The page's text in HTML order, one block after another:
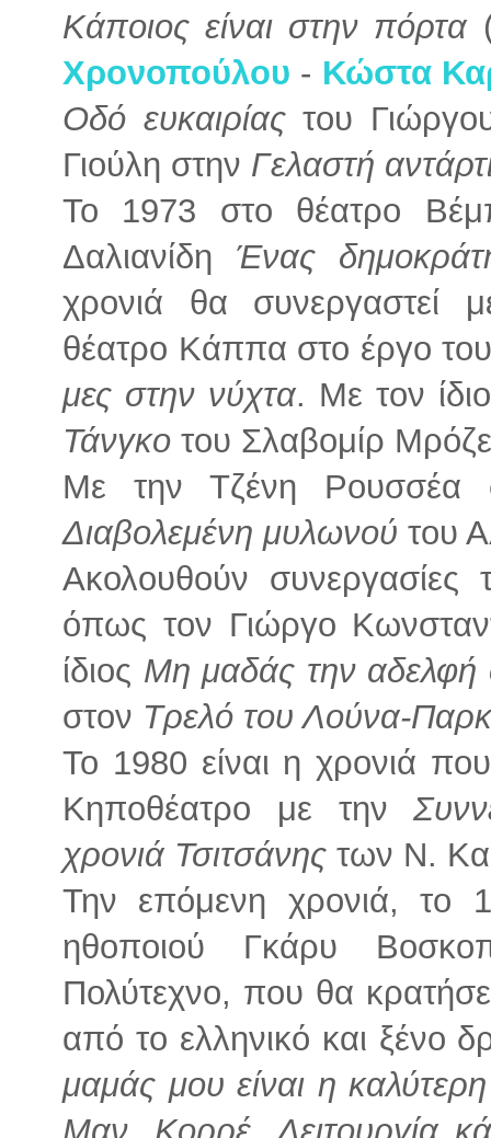
Κάποιος είναι στην πόρτα
Χρονοπούλου - Κώστα
Οδό ευκαιρίαςτου
Γιούλη στην Γελαστή
Το 1973 στο θέατρο
Δαλιανίδη Ένας
χρονιά θα συνεργαστεί
θέατρο Κάππα στο έργο
μες στην νύχτα. Με τον
Τάνγκο του Σλαβομίρ
Με την Τζένη Ρουσσέα
Διαβολεμένη μυλωνού του
Ακολουθούν συνεργασίες
όπως τον Γιώργο
ίδιος Μη μαδάς την αδελφή
στον Τρελό του Λούνα-Παρκ
Το 1980 είναι η χρονιά
Κηποθέατρο με την
χρονιά Τσιτσάνης των Ν.
Την επόμενη χρονιά, το
ηθοποιού Γκάρυ
Πολύτεχνο, που θα
από το ελληνικό και ξένο
μαμάς μου είναι η καλύτερη
Μαν. Κορρέ, Λειτουργία